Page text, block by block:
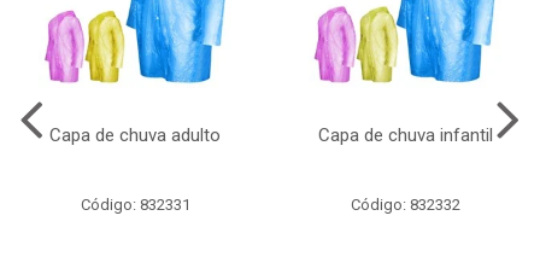
Capa de chuva adulto
Código: 832331
Capa de chuva infantil
Código: 832332